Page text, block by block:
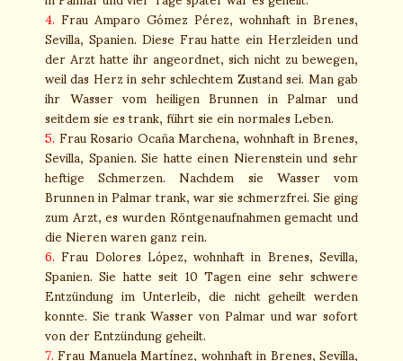
4.Frau Amparo Gómez Pérez, wohnhaft in Brenes,
Sevilla, Spanien. Diese Frau hatte ein Herzleiden und
der Arzt hatte ihr angeordnet, sich nicht zu bewegen,
weil das Herz in sehr schlechtem Zustand sei. Man gab
ihr Wasser vom heiligen Brunnen in Palmar und
seitdem sie es trank, führt sie ein normales Leben.
5.Frau Rosario Ocaña Marchena, wohnhaft in Brenes,
Sevilla, Spanien. Sie hatte einen Nierenstein und sehr
heftige Schmerzen. Nachdem sie Wasser vom
Brunnen in Palmar trank, war sie schmerzfrei. Sie ging
zum Arzt, es wurden Röntgenaufnahmen gemacht und
die Nieren waren ganz rein.
6. Frau Dolores López, wohnhaft in Brenes, Sevilla,
Spanien. Sie hatte seit 10 Tagen eine sehr schwere
Entzündung im Unterleib, die nicht geheilt werden
konnte. Sie trank Wasser von Palmar und war sofort
von der Entzündung geheilt.